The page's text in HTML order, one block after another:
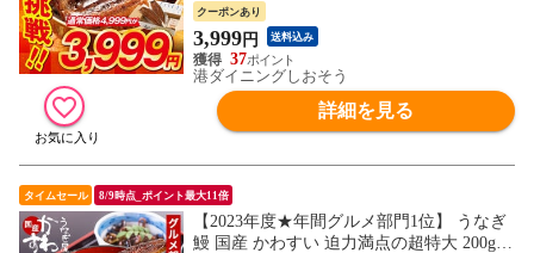
クーポンあり
3,999円 送料込み
37
港ダイニングしおそう
詳細を見る
タイムセール 8/9時点_ポイント最大11倍
【2023年度★年間グルメ部門1位】 うなぎ
鰻 国産 かわすい 迫力満点の超特大 200g×3